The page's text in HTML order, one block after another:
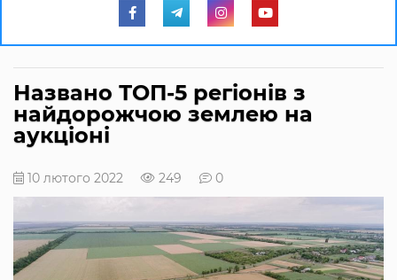
Названо ТОП-5 регіонів з
найдорожчою землею на
аукціоні
10 лютого 2022 249 0